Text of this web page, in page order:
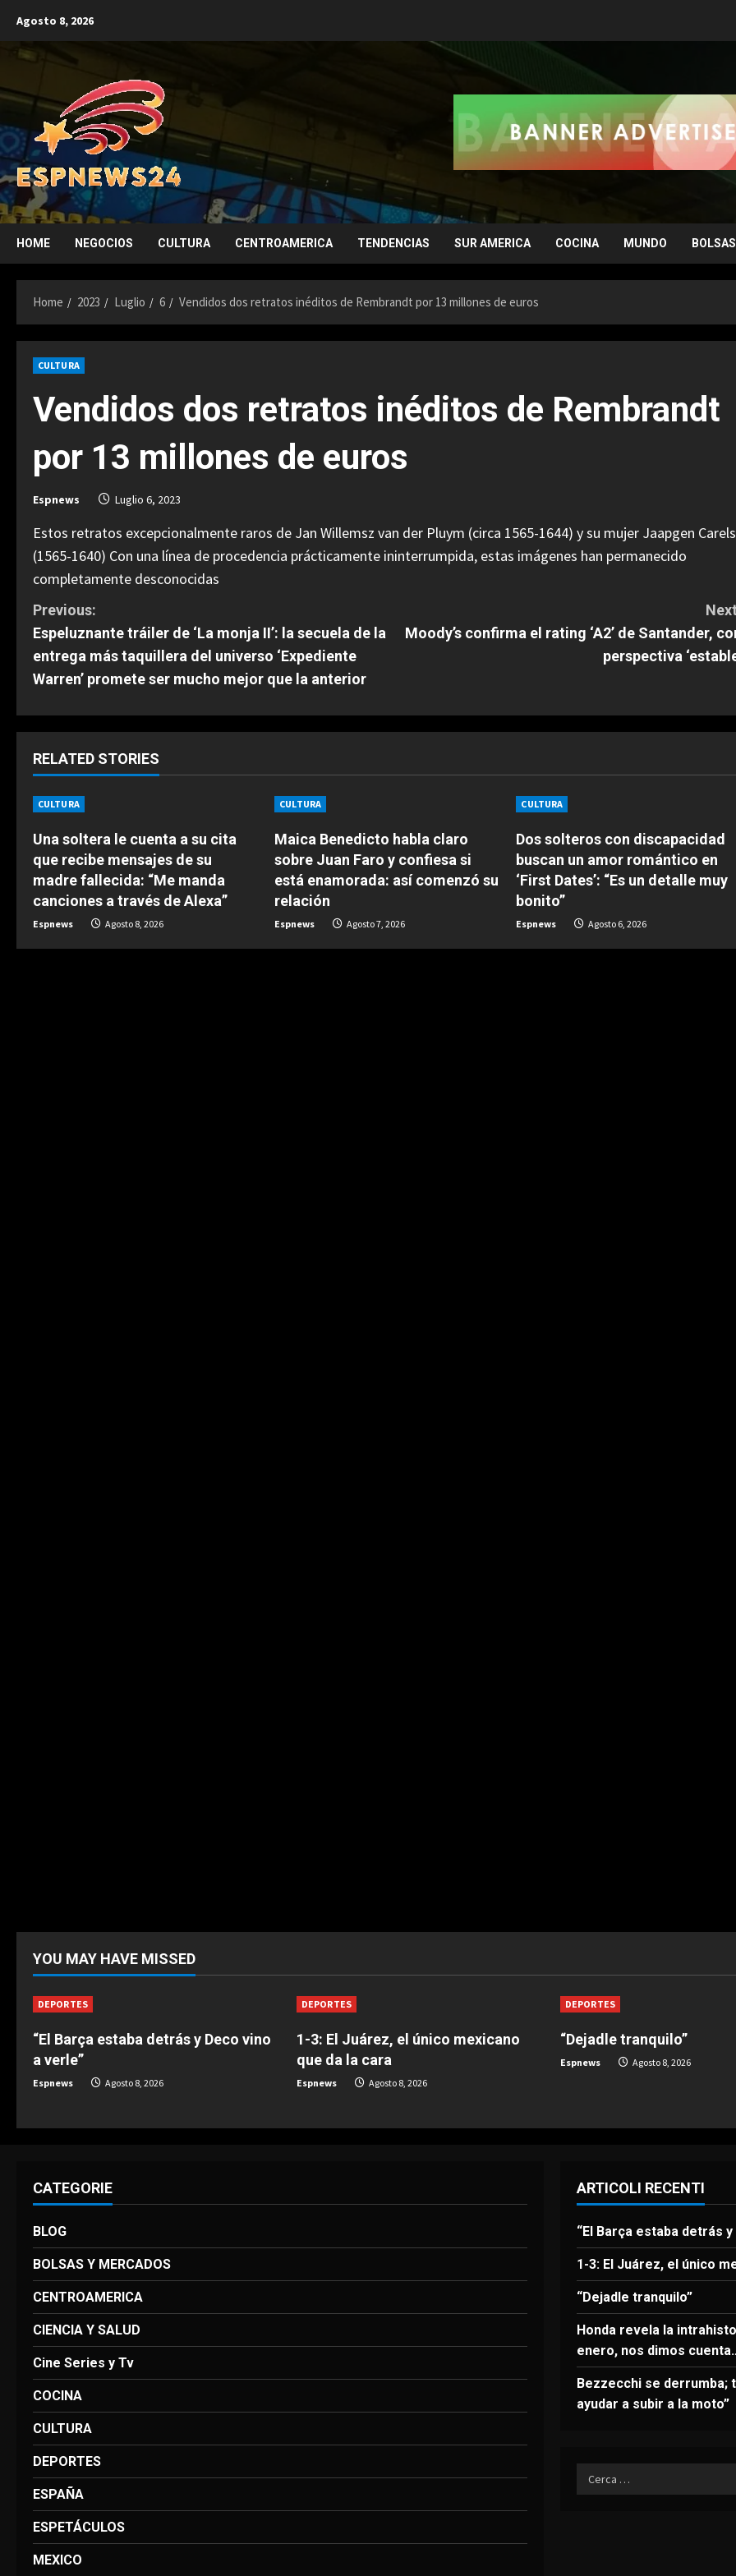
content
Agosto 8, 2026
HOME NEGOCIOS CULTURA CENTROAMERICA TENDENCIAS SUR AMERICA COCINA MUNDO
Home 2023 Luglio 6 Vendidos dos retratos inéditos de Rembrandt por 13 millones de euros
CULTURA
Vendidos dos retratos inéditos de Rembrandt
por 13 millones de euros
Espnews Luglio 6, 2023
Estos retratos excepcionalmente raros de Jan Willemsz van der Pluym (circa 1565-1644) y su mujer Jaapgen Carels
(1565-1640) Con una línea de procedencia prácticamente ininterrumpida, estas imágenes han permanecido
completamente desconocidas
C
o
n
t
i
u
e
R
e
Previous:
Espeluznante tráiler de ‘La monja II’: la secuela de la
entrega más taquillera del universo ‘Expediente
Warren’ promete ser mucho mejor que la anterior
Moody’s confirma el rating ‘A2’ de Santander,
perspectiva
RELATED STORIES
CULTURA
Una soltera le cuenta a su cita
que recibe mensajes de su
madre fallecida: “Me manda
canciones a través de Alexa”
Espnews Agosto 8, 2026
CULTURA
Maica Benedicto habla claro
sobre Juan Faro y confiesa si
está enamorada: así comenzó su
relación
Espnews Agosto 7, 2026
CULTURA
Dos solteros con discapacidad
buscan un amor romántico en
‘First Dates’: “Es un detalle muy
bonito”
Espnews Agosto 6, 2026
YOU MAY HAVE MISSED
DEPORTES
“El Barça estaba detrás y Deco vino
a verle”
Espnews Agosto 8, 2026
DEPORTES
1-3: El Juárez, el único mexicano
que da la cara
Espnews Agosto 8, 2026
DEPORTES
“Dejadle tranquilo”
Espnews Agosto 8, 2026
CATEGORIE
BLOG
BOLSAS Y MERCADOS
CENTROAMERICA
CIENCIA Y SALUD
Cine Series y Tv
COCINA
CULTURA
DEPORTES
ESPAÑA
ESPETÁCULOS
MEXICO
ARTICOLI RECENTI
“El Barça estaba detrás
1-3: El Juárez, el único
“Dejadle tranquilo”
Honda revela la
enero, nos dimos
Bezzecchi se derrumba;
ayudar a subir a la moto”
Ricerca
per: